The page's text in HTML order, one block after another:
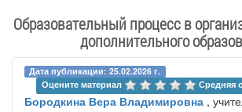
Образовательный процесс в
дополнительного
Дата публикации: 25.02.2026 г.
Оцените материал
Средняя
Бородкина Вера Владимировна ,